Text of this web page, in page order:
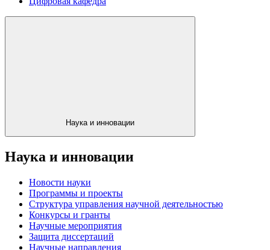
Наука и инновации
Наука и инновации
Новости науки
Программы и проекты
Структура управления научной деятельностью
Конкурсы и гранты
Научные мероприятия
Защита диссертаций
Научные направления